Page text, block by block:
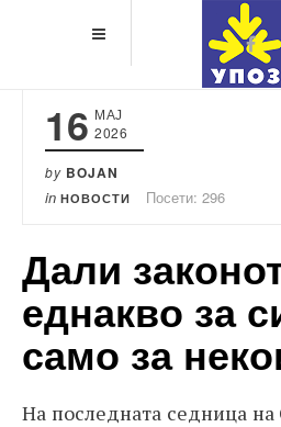
16 МАЈ
2026
by BOJAN
in НОВОСТИ Посети: 296
Дали
еднакво за
само за
На последната седница на